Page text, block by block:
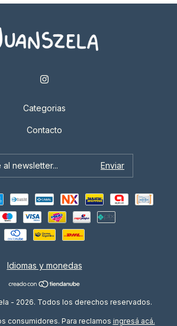
Categorias
Contacto
Idiomas y monedas
- 2026. Todos los derechos reservados.
consumidores. Para reclamos ingresá acá.